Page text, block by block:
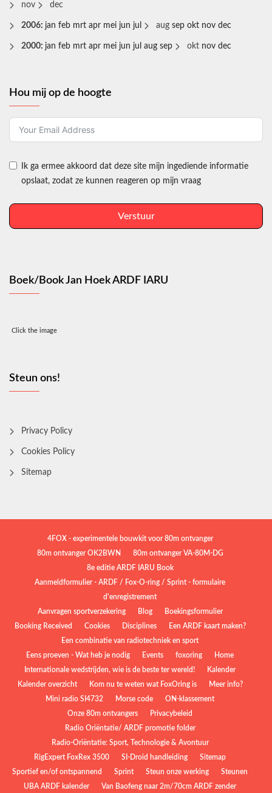
nov
dec
2006: jan feb mrt apr mei jun jul aug sep okt nov dec
2000: jan feb mrt apr mei jun jul aug sep okt nov dec
Hou mij op de hoogte
Ik ga ermee akkoord dat deze site mijn ingediende informatie
opslaat, zodat ze kunnen reageren op mijn vraag
Verstuur
Boek/Book Jan Hoek ARDF IARU
Click the image
Steun ons!
Privacy Policy
Cookies Policy
Sitemap
4FOX - experimentele bouwkit voor 80m ontvanger
80m ontvanger OK2BWN
80m ontvanger VA-80M-DG
8e editie ARDF IARU Book
Aanmeldformulier - ARDF / Fox-O-ring / Sprint - formulaire
d'enregistrement
Aanvragen sportverzekering
Blog
Boekingsformulier
Booking Received
Cookies Disciplines
Een ARDF kaart maken?
Een combinatie van radiotechniek en sport
Eens proeven - Wat heb je nodig
Events foxoring
Home
Internationale wedstrijden, wie is de beste ter wereld!
Kalender
Kalender overzicht
Kom nu te weten wat FoxOring is
Meer info?
Mini radio SI4732
Morse code
ON-klassement
Onze 80m ontvangers
Privacybeleid
Radio Oriëntatie/ ARDF promotie folder
Radio‑Oriëntatie: Sport, Technologie & Avontuur
RigExpert FoxRex 3500
SI-Droid handleiding
Sitemap
Sportief en/of ontspannend
Sprint Steun onze werking
Steunen
UBA ARDF kalender
Van Baofeng naar 2m/70cm ARDF zender